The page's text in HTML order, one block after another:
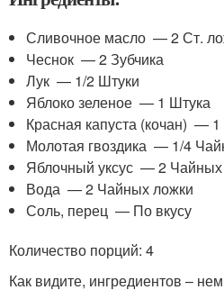
Сливочное масло — 2 Ст.
Чеснок — 2 Зубчика
Лук — 1/2 Штуки
Яблоко зеленое — 1 Штука
Красная капуста (кочан) —
Молотая гвоздика — 1/4
Яблочный уксус — 2 Чайных
Вода — 2 Чайных ложки
Соль, перец — По вкусу
Количество порций: 4
Как видите, ингредиентов –